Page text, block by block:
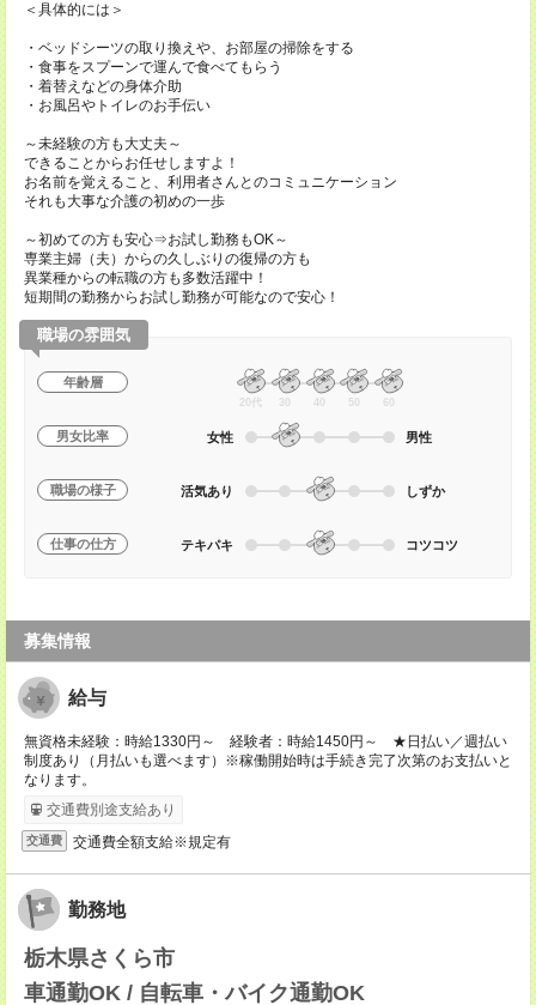
＜具体的には＞
・ベッドシーツの取り換えや、お部屋の掃除をする
・食事をスプーンで運んで食べてもらう
・着替えなどの身体介助
・お風呂やトイレのお手伝い
～未経験の方も大丈夫～
できることからお任せしますよ！
お名前を覚えること、利用者さんとのコミュニケーション
それも大事な介護の初めの一歩
～初めての方も安心⇒お試し勤務もOK～
専業主婦（夫）からの久しぶりの復帰の方も
異業種からの転職の方も多数活躍中！
短期間の勤務からお試し勤務が可能なので安心！
職場の雰囲気
年齢層
20代 30 40 50 60
男女比率 女性 男性
職場の様子 活気あり しずか
仕事の仕方 テキパキ コツコツ
募集情報
給与
無資格未経験：時給1330円～ 経験者：時給1450円～ ★日払い／週払い
制度あり（月払いも選べます）※稼働開始時は手続き完了次第のお支払いと
なります。
交通費別途支給あり
交通費 交通費全額支給※規定有
勤務地
栃木県さくら市
車通勤OK / 自転車・バイク通勤OK